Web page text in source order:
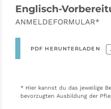
Englisch-
ANMELDEFORMULAR*
PDF HERUNTERLADEN
* Hier kannst du das jeweilige
bevorzugten Ausbildung der